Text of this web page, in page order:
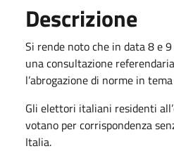
Descrizione
Si rende noto che in data 8 e
una consultazione
l’abrogazione di norme in
Gli elettori italiani residenti
votano per corrispondenza
Italia.